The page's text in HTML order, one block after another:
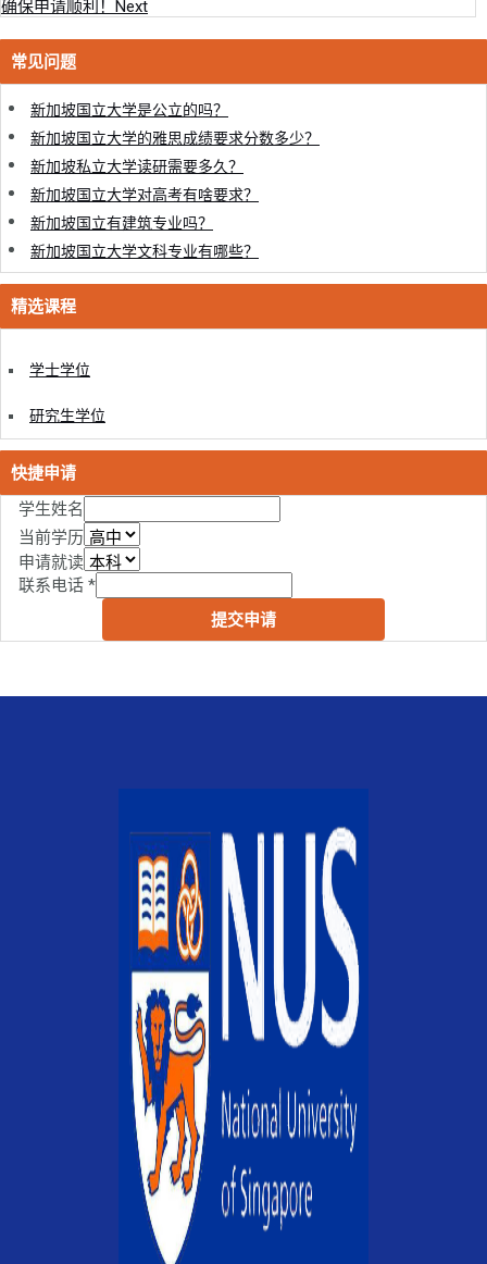
确保申请顺利！ Next
常见问题
新加坡国立大学是公立的吗？
新加坡国立大学的雅思成绩要求分数多少？
新加坡私立大学读研需要多久？
新加坡国立大学对高考有啥要求？
新加坡国立有建筑专业吗？
新加坡国立大学文科专业有哪些？
精选课程
学士学位
研究生学位
快捷申请
学生姓名
当前学历
申请就读
联系电话 *
提交申请